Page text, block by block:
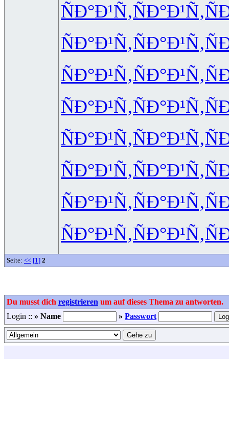
ÑÐ°Ð¹Ñ‚ÑÐ°Ð¹Ñ‚
ÑÐ°Ð¹Ñ‚ÑÐ°Ð¹Ñ‚
ÑÐ°Ð¹Ñ‚ÑÐ°Ð¹Ñ‚
ÑÐ°Ð¹Ñ‚ÑÐ°Ð¹Ñ‚
ÑÐ°Ð¹Ñ‚ÑÐ°Ð¹Ñ‚
ÑÐ°Ð¹Ñ‚ÑÐ°Ð¹Ñ‚
ÑÐ°Ð¹Ñ‚ÑÐ°Ð¹Ñ‚
ÑÐ°Ð¹Ñ‚ÑÐ°Ð¹Ñ‚
Seite: << [1] 2
Du musst dich registrieren um auf dieses Thema zu antworten.
Login :: » Name » Passwort